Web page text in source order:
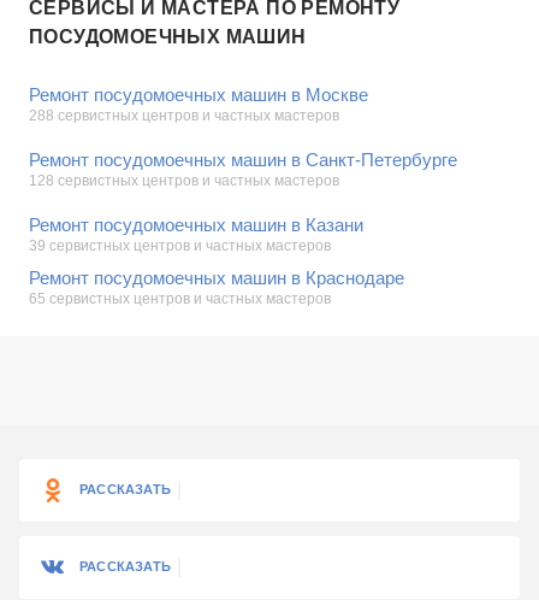
СЕРВИСЫ И МАСТЕРА ПО РЕМОНТУ
ПОСУДОМОЕЧНЫХ МАШИН
Ремонт посудомоечных машин в Москве
288 сервистных центров и частных мастеров
Ремонт посудомоечных машин в Санкт-Петербурге
128 сервистных центров и частных мастеров
Ремонт посудомоечных машин в Казани
39 сервистных центров и частных мастеров
Ремонт посудомоечных машин в Краснодаре
65 сервистных центров и частных мастеров
РАССКАЗАТЬ
РАССКАЗАТЬ